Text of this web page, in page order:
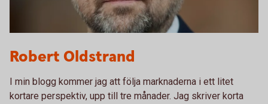
Robert Oldstrand
I min blogg kommer jag att följa marknaderna i ett litet
kortare perspektiv, upp till tre månader. Jag skriver korta